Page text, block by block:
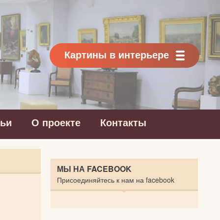
Картины в интерьере
О проекте Контакты
МЫ НА FACEBOOK
Присоединяйтесь к нам на facebook